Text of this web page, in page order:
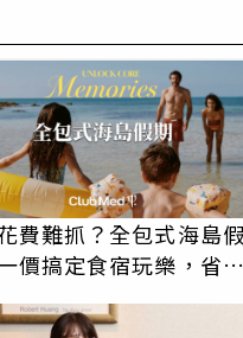
費難抓？全包式海島
價搞定食宿玩樂，省